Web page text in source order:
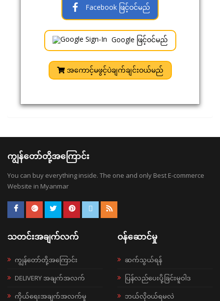
Facebook ဖြင့်ဝင်မည်
Google ဖြင့်ဝင်မည်
အကောင့်မဖွင့်ပဲချက်ချင်းဝယ်မည်
ကျွန်တော်တို့အကြောင်း
You can buy everything inside. The one and only Best E-commerce
Website in Myanmar
သတင်းအချက်လက်
ကျွန်တော်တို့အကြောင်း
DELIVERY အချက်အလက်
ကိုယ်ရေးအချက်အလက်မူ
ဝန်ဆောင်မှု
ဆက်သွယ်ရန်
ပြန်လည်ပေးပို့ခြင်းမူဝါဒ
ဘယ်လို၀ယ်ရမလဲ